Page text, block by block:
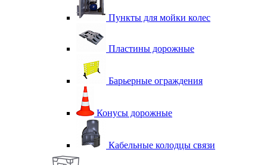
Пункты для мойки колес
Пластины дорожные
Барьерные ограждения
Конусы дорожные
Кабельные колодцы связи